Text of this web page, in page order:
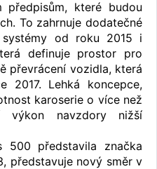
předpisům, které budou
To zahrnuje dodatečné
systémy od roku 2015 i
definuje prostor pro
převrácení vozidla, která
Lehká koncepce,
karoserie o více než
výkon navzdory nižší
500 představila značka
představuje nový směr v